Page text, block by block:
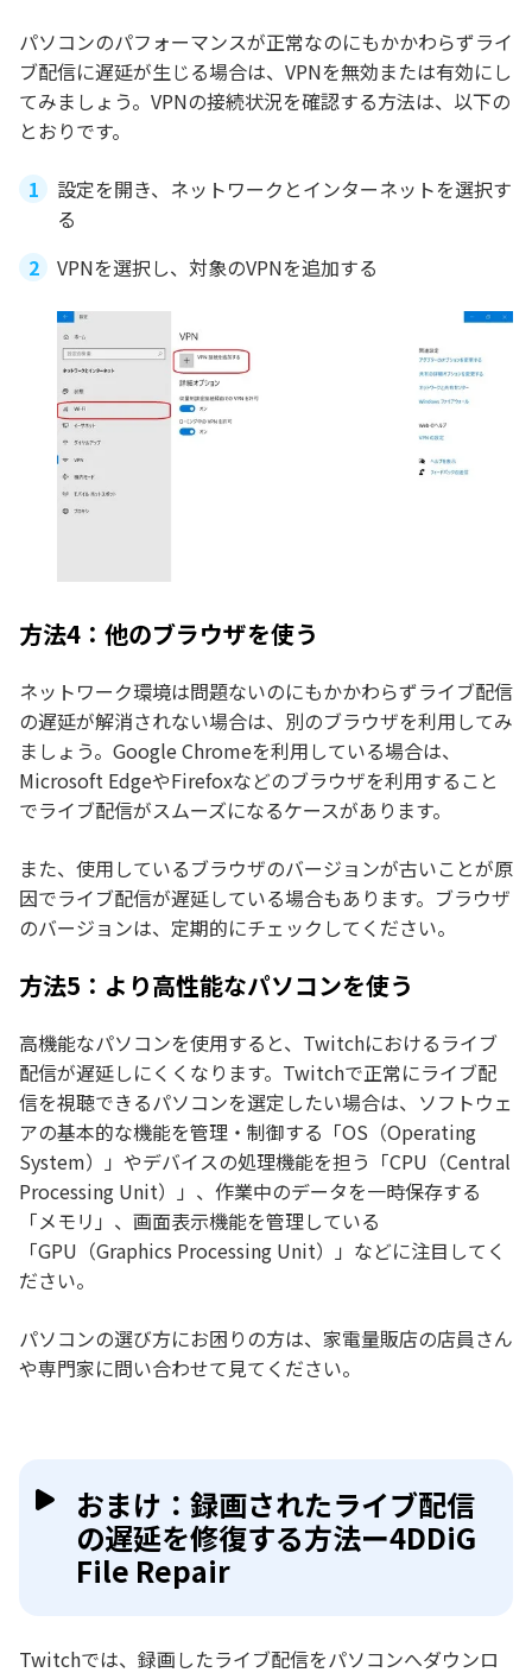
パソコンのパフォーマンスが正常なのにもかかわらずライ
ブ配信に遅延が生じる場合は、VPNを無効または有効にし
てみましょう。VPNの接続状況を確認する方法は、以下の
とおりです。
設定を開き、ネットワークとインターネットを選択す
る
VPNを選択し、対象のVPNを追加する
方法4：他のブラウザを使う
ネットワーク環境は問題ないのにもかかわらずライブ配信
の遅延が解消されない場合は、別のブラウザを利用してみ
ましょう。Google Chromeを利用している場合は、
Microsoft EdgeやFirefoxなどのブラウザを利用すること
でライブ配信がスムーズになるケースがあります。
また、使用しているブラウザのバージョンが古いことが原
因でライブ配信が遅延している場合もあります。ブラウザ
のバージョンは、定期的にチェックしてください。
方法5：より高性能なパソコンを使う
高機能なパソコンを使用すると、Twitchにおけるライブ
配信が遅延しにくくなります。Twitchで正常にライブ配
信を視聴できるパソコンを選定したい場合は、ソフトウェ
アの基本的な機能を管理・制御する「OS（Operating
System）」やデバイスの処理機能を担う「CPU（Central
Processing Unit）」、作業中のデータを一時保存する
「メモリ」、画面表示機能を管理している
「GPU（Graphics Processing Unit）」などに注目してく
ださい。
パソコンの選び方にお困りの方は、家電量販店の店員さん
や専門家に問い合わせて見てください。
おまけ：録画されたライブ配信
の遅延を修復する方法ー4DDiG
File Repair
Twitchでは、録画したライブ配信をパソコンへダウンロ